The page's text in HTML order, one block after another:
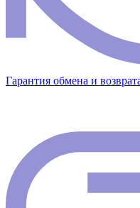
Гарантия обмена и